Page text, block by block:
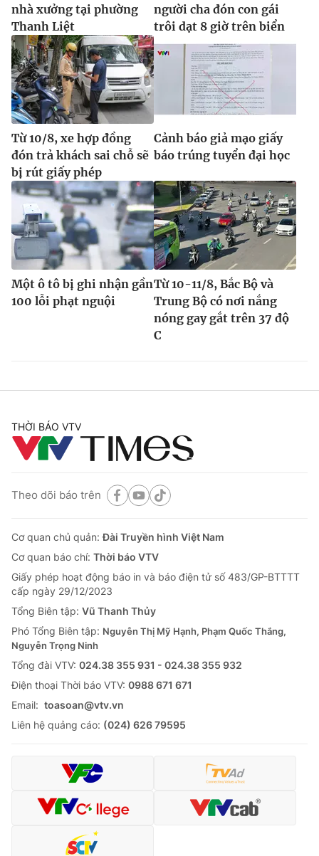
nhà xưởng tại phường
Thanh Liệt
người cha đón con gái
trôi dạt 8 giờ trên biển
Từ 10/8, xe hợp đồng
đón trả khách sai chỗ sẽ
bị rút giấy phép
Cảnh báo giả mạo giấy
báo trúng tuyển đại học
Một ô tô bị ghi nhận gần
100 lỗi phạt nguội
Từ 10-11/8, Bắc Bộ và
Trung Bộ có nơi nắng
nóng gay gắt trên 37 độ
C
THỜI BÁO VTV
Theo dõi báo trên
Cơ quan chủ quản:Đài Truyền hình Việt Nam
Cơ quan báo chí: Thời báo VTV
Giấy phép hoạt động báo in và báo điện tử số 483/GP-BTTTT
cấp ngày 29/12/2023
Tổng Biên tập: Vũ Thanh Thủy
Phó Tổng Biên tập: Nguyễn Thị Mỹ Hạnh, Phạm Quốc Thắng,
Nguyễn Trọng Ninh
Tổng đài VTV: 024.38 355 931 - 024.38 355 932
Ðiện thoại Thời báo VTV: 0988 671 671
Email: toasoan@vtv.vn
Liên hệ quảng cáo: (024) 626 79595